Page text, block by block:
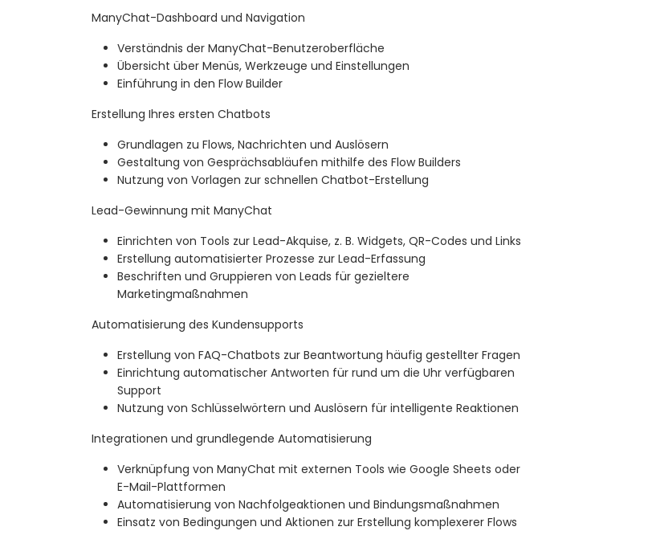
ManyChat-Dashboard und Navigation
Verständnis der ManyChat-Benutzeroberfläche
Übersicht über Menüs, Werkzeuge und Einstellungen
Einführung in den Flow Builder
Erstellung Ihres ersten Chatbots
Grundlagen zu Flows, Nachrichten und Auslösern
Gestaltung von Gesprächsabläufen mithilfe des Flow Builders
Nutzung von Vorlagen zur schnellen Chatbot-Erstellung
Lead-Gewinnung mit ManyChat
Einrichten von Tools zur Lead-Akquise, z. B. Widgets, QR-Codes und Links
Erstellung automatisierter Prozesse zur Lead-Erfassung
Beschriften und Gruppieren von Leads für gezieltere
Marketingmaßnahmen
Automatisierung des Kundensupports
Erstellung von FAQ-Chatbots zur Beantwortung häufig gestellter Fragen
Einrichtung automatischer Antworten für rund um die Uhr verfügbaren
Support
Nutzung von Schlüsselwörtern und Auslösern für intelligente Reaktionen
Integrationen und grundlegende Automatisierung
Verknüpfung von ManyChat mit externen Tools wie Google Sheets oder
E-Mail-Plattformen
Automatisierung von Nachfolgeaktionen und Bindungsmaßnahmen
Einsatz von Bedingungen und Aktionen zur Erstellung komplexerer Flows